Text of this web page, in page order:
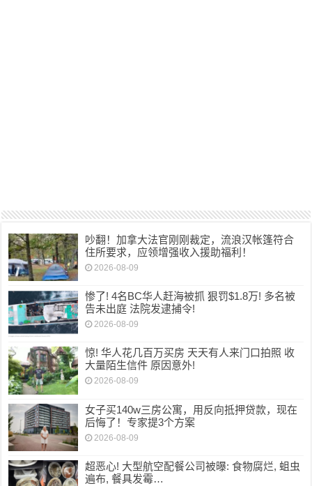
吵翻！加拿大法官刚刚裁定，流浪汉帐篷符合
住所要求，应领增强收入援助福利！
2026-08-09
惨了! 4名BC华人赶海被抓 狠罚$1.8万! 多名被
告未出庭 法院发逮捕令!
2026-08-09
惊! 华人花几百万买房 天天有人来门口拍照 收
大量陌生信件 原因意外!
2026-08-09
女子买140w三房公寓，用反向抵押贷款，现在
后悔了！专家提3个方案
2026-08-09
超恶心! 大型航空配餐公司被曝: 食物腐烂, 蛆虫
遍布, 餐具发霉…